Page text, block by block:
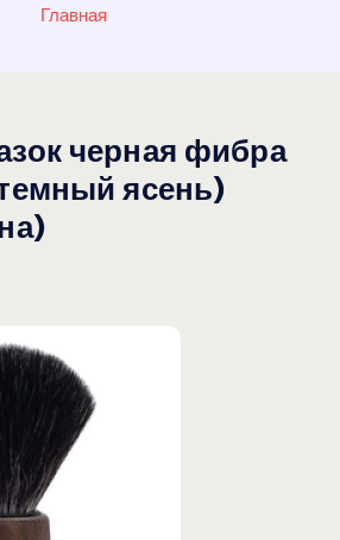
Главная
черная фибра
ясень)